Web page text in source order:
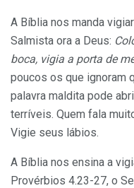
A Bíblia nos manda
Salmista ora a Deus:
boca, vigia a porta de
poucos os que ignoram
palavra maldita pode
terríveis. Quem fala
Vigie seus lábios.
A Bíblia nos ensina a
Provérbios 4.23-27, o